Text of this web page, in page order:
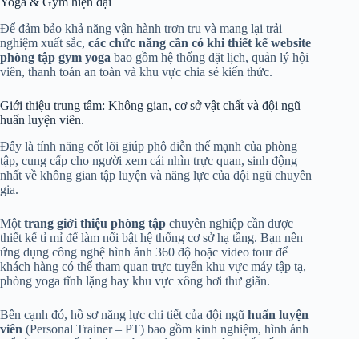
Để đảm bảo khả năng vận hành trơn tru và mang lại trải
nghiệm xuất sắc, các chức năng cần có khi thiết kế website
phòng tập gym yoga bao gồm hệ thống đặt lịch, quản lý hội
viên, thanh toán an toàn và khu vực chia sẻ kiến thức.
Giới thiệu trung tâm: Không gian, cơ sở vật chất và đội ngũ
huấn luyện viên.
Đây là tính năng cốt lõi giúp phô diễn thế mạnh của phòng
tập, cung cấp cho người xem cái nhìn trực quan, sinh động
nhất về không gian tập luyện và năng lực của đội ngũ chuyên
gia.
Một trang giới thiệu phòng tập chuyên nghiệp cần được
thiết kế tỉ mỉ để làm nổi bật hệ thống cơ sở hạ tầng. Bạn nên
ứng dụng công nghệ hình ảnh 360 độ hoặc video tour để
khách hàng có thể tham quan trực tuyến khu vực máy tập tạ,
phòng yoga tĩnh lặng hay khu vực xông hơi thư giãn.
Bên cạnh đó, hồ sơ năng lực chi tiết của đội ngũ huấn luyện
viên (Personal Trainer – PT) bao gồm kinh nghiệm, hình ảnh